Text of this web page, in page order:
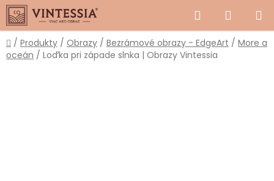
Prejsť
na
obsah
Hľadať
KOŠÍK
Domov
/ Produkty / Obrazy / Bezrámové obrazy - EdgeArt / More a
oceán / Loďka pri západe slnka | Obrazy Vintessia